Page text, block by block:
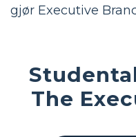
gjør Executive
The